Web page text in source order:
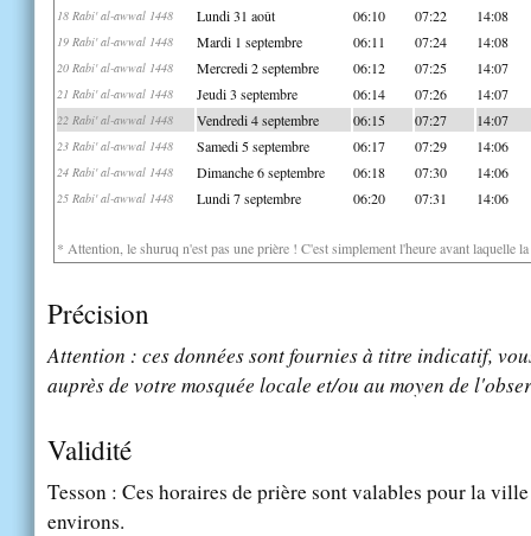
18 Rabi' al-awwal 1448 Lundi 31 août 06:10 07:22 14:08
19 Rabi' al-awwal 1448 Mardi 1 septembre 06:11 07:24 14:08
20 Rabi' al-awwal 1448 Mercredi 2 septembre 06:12 07:25 14:07
21 Rabi' al-awwal 1448 Jeudi 3 septembre 06:14 07:26 14:07
22 Rabi' al-awwal 1448 Vendredi 4 septembre 06:15 07:27 14:07
23 Rabi' al-awwal 1448 Samedi 5 septembre 06:17 07:29 14:06
24 Rabi' al-awwal 1448 Dimanche 6 septembre 06:18 07:30 14:06
25 Rabi' al-awwal 1448 Lundi 7 septembre 06:20 07:31 14:06
* Attention, le shuruq n'est pas une prière ! C'est simplement l'heure avant laquelle
Précision
Attention : ces données sont fournies à titre indicatif,
auprès de votre mosquée locale et/ou au moyen de
Validité
Tesson : Ces horaires de prière sont valables pour la
environs.